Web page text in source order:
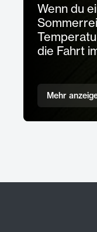
Wenn du
die Fahrt
Mehr